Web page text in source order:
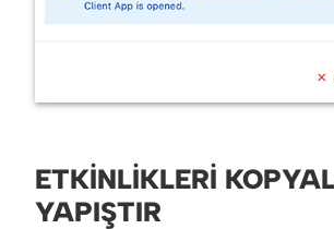
ETKINLIKLERI
YAPIŞTIR